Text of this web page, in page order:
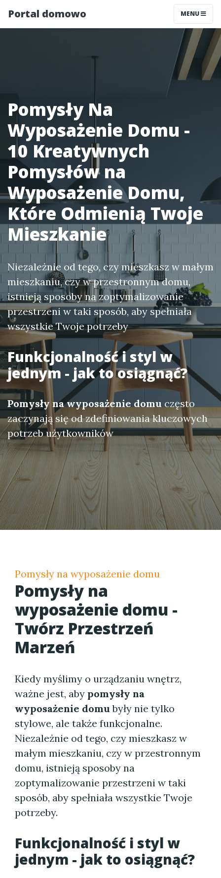
Portal domowo MENU
Pomysły Na
Wyposażenie Domu -
10 Kreatywnych
Pomysłów na
Wyposażenie Domu,
Które Odmienią Twoje
Mieszkanie
Niezależnie od tego, czy mieszkasz w małym
mieszkaniu, czy w przestronnym domu,
istnieją sposoby na zoptymalizowanie
przestrzeni w taki sposób, aby spełniała
wszystkie Twoje potrzeby
Funkcjonalność i styl w
jednym - jak to osiągnąć?
Pomysły na wyposażenie domu często
zaczynają się od zdefiniowania kluczowych
potrzeb użytkowników
Pomysły na wyposażenie domu
Pomysły na
wyposażenie domu -
Twórz Przestrzeń
Marzeń
Kiedy myślimy o urządzaniu wnętrz,
ważne jest, aby pomysły na
wyposażenie domu były nie tylko
stylowe, ale także funkcjonalne.
Niezależnie od tego, czy mieszkasz w
małym mieszkaniu, czy w przestronnym
domu, istnieją sposoby na
zoptymalizowanie przestrzeni w taki
sposób, aby spełniała wszystkie Twoje
potrzeby.
Funkcjonalność i styl w
jednym - jak to osiągnąć?